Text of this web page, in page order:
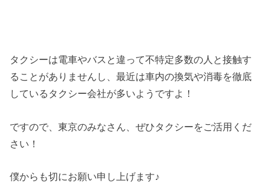
タクシーは電車やバスと違って不特定多数の人と接触す
ることがありませんし、最近は車内の換気や消毒を徹底
しているタクシー会社が多いようですよ！
ですので、東京のみなさん、ぜひタクシーをご活用くだ
さい！
僕からも切にお願い申し上げます♪